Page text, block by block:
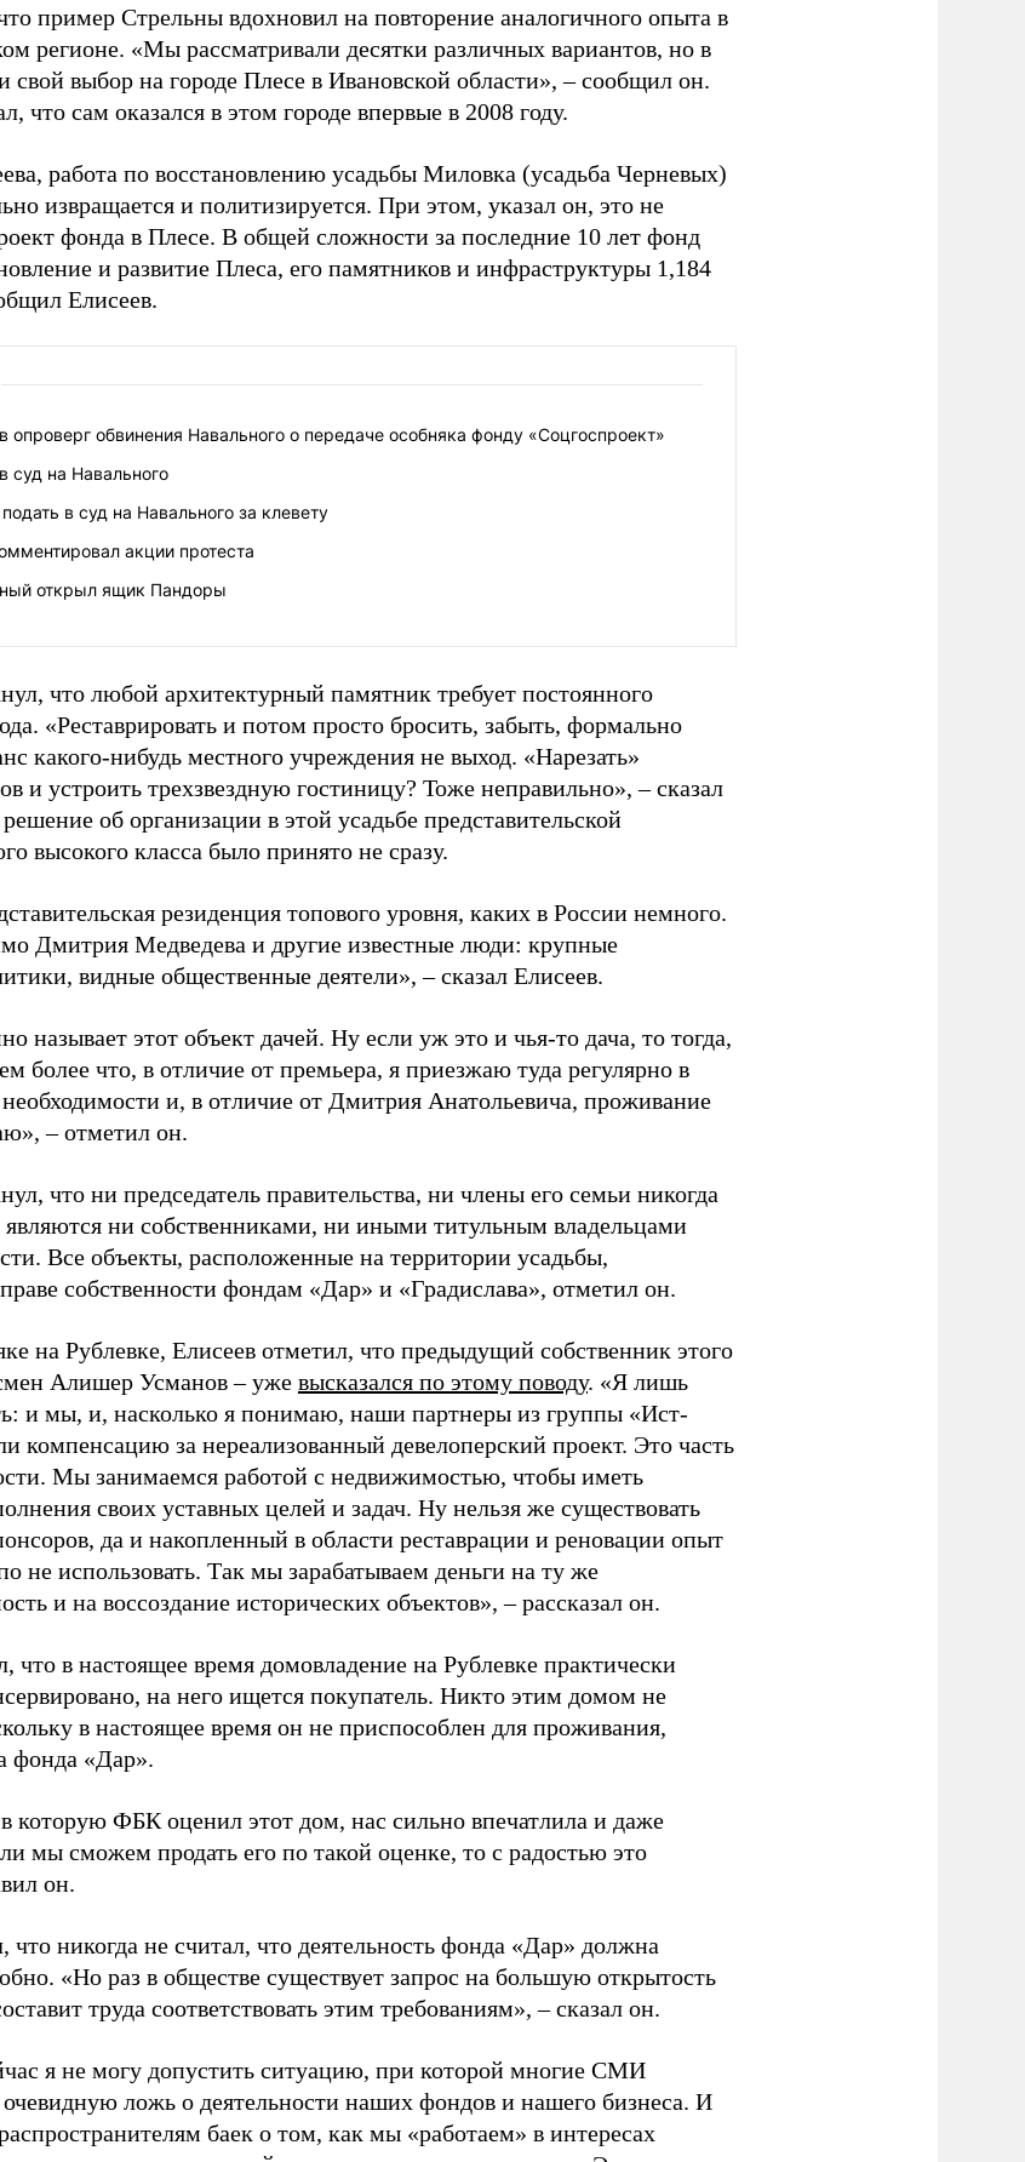
пример Стрельны вдохновил на повторение аналогичного опыта в
регионе. «Мы рассматривали десятки различных вариантов, но в
свой выбор на городе Плесе в Ивановской области», – сообщил он.
что сам оказался в этом городе впервые в 2008 году.
работа по восстановлению усадьбы Миловка (усадьба Черневых)
извращается и политизируется. При этом, указал он, это не
фонда в Плесе. В общей сложности за последние 10 лет фонд
и развитие Плеса, его памятников и инфраструктуры 1,184
Елисеев.
опроверг обвинения Навального о передаче особняка фонду «Соцгоспроект»
суд на Навального
в суд на Навального за клевету
акции протеста
открыл ящик Пандоры
что любой архитектурный памятник требует постоянного
«Реставрировать и потом просто бросить, забыть, формально
какого-нибудь местного учреждения не выход. «Нарезать»
и устроить трехзвездную гостиницу? Тоже неправильно», – сказал
об организации в этой усадьбе представительской
высокого класса было принято не сразу.
резиденция топового уровня, каких в России немного.
Дмитрия Медведева и другие известные люди: крупные
видные общественные деятели», – сказал Елисеев.
называет этот объект дачей. Ну если уж это и чья-то дача, то тогда,
более что, в отличие от премьера, я приезжаю туда регулярно в
и, в отличие от Дмитрия Анатольевича, проживание
– отметил он.
что ни председатель правительства, ни члены его семьи никогда
являются ни собственниками, ни иными титульным владельцами
Все объекты, расположенные на территории усадьбы,
собственности фондам «Дар» и «Градислава», отметил он.
на Рублевке, Елисеев отметил, что предыдущий собственник этого
Алишер Усманов – уже высказался по этому поводу. «Я лишь
и мы, и, насколько я понимаю, наши партнеры из группы «Ист-
компенсацию за нереализованный девелоперский проект. Это часть
Мы занимаемся работой с недвижимостью, чтобы иметь
своих уставных целей и задач. Ну нельзя же существовать
да и накопленный в области реставрации и реновации опыт
не использовать. Так мы зарабатываем деньги на ту же
и на воссоздание исторических объектов», – рассказал он.
что в настоящее время домовладение на Рублевке практически
на него ищется покупатель. Никто этим домом не
в настоящее время он не приспособлен для проживания,
фонда «Дар».
которую ФБК оценил этот дом, нас сильно впечатлила и даже
мы сможем продать его по такой оценке, то с радостью это
он.
что никогда не считал, что деятельность фонда «Дар» должна
«Но раз в обществе существует запрос на большую открытость
труда соответствовать этим требованиям», – сказал он.
я не могу допустить ситуацию, при которой многие СМИ
ложь о деятельности наших фондов и нашего бизнеса. И
баек о том, как мы «работаем» в интересах